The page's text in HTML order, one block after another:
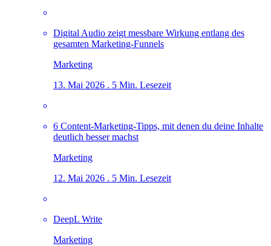
Digital Audio zeigt messbare Wirkung entlang des
gesamten Marketing-Funnels
Marketing
13. Mai 2026 . 5 Min. Lesezeit
6 Content-Marketing-Tipps, mit denen du deine Inhalte
deutlich besser machst
Marketing
12. Mai 2026 . 5 Min. Lesezeit
DeepL Write
Marketing